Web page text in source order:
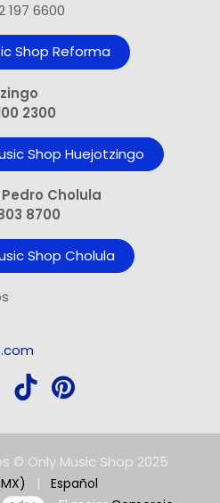
197 6600
Shop​ Reforma
2300
Shop Huejotzingo
Cholula
8700
Shop Cholula
© Only Music Shop 2025
|
Español